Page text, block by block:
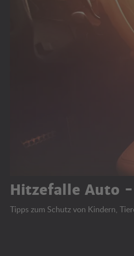
Hitzefalle Auto
Tipps zum Schutz von Kindern,